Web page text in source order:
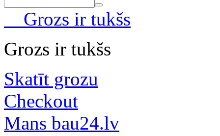
Grozs ir tukšs
Grozs ir tukšs
Skatīt grozu
Checkout
Mans bau24.lv